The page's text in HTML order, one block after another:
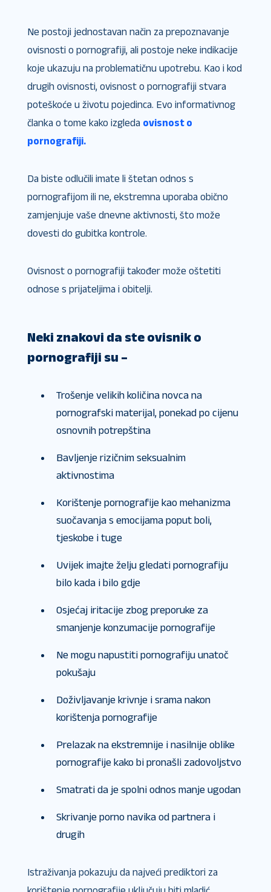
Ne postoji jednostavan način za prepoznavanje
ovisnosti o pornografiji, ali postoje neke indikacije
koje ukazuju na problematičnu upotrebu. Kao i kod
drugih ovisnosti, ovisnost o pornografiji stvara
poteškoće u životu pojedinca. Evo informativnog
članka o tome kako izgleda ovisnost o
pornografiji.
Da biste odlučili imate li štetan odnos s
pornografijom ili ne, ekstremna uporaba obično
zamjenjuje vaše dnevne aktivnosti, što može
dovesti do gubitka kontrole.
Ovisnost o pornografiji također može oštetiti
odnose s prijateljima i obitelji.
Neki znakovi da ste ovisnik o
pornografiji su –
Trošenje velikih količina novca na
pornografski materijal, ponekad po cijenu
osnovnih potrepština
Bavljenje rizičnim seksualnim
aktivnostima
Korištenje pornografije kao mehanizma
suočavanja s emocijama poput boli,
tjeskobe i tuge
Uvijek imajte želju gledati pornografiju
bilo kada i bilo gdje
Osjećaj iritacije zbog preporuke za
smanjenje konzumacije pornografije
Ne mogu napustiti pornografiju unatoč
pokušaju
Doživljavanje krivnje i srama nakon
korištenja pornografije
Prelazak na ekstremnije i nasilnije oblike
pornografije kako bi pronašli zadovoljstvo
Smatrati da je spolni odnos manje ugodan
Skrivanje porno navika od partnera i
drugih
Istraživanja pokazuju da najveći prediktori za